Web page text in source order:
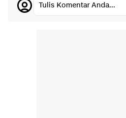
Tulis Komentar Anda...